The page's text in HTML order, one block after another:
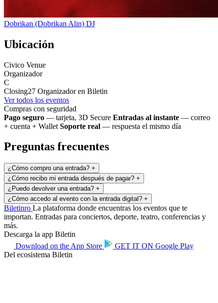
Dobrikan (Dobrikan Alin) DJ
Ubicación
Civico Venue
Organizador
C
Closing27 Organizador en Biletin
Ver todos los eventos
Compras con seguridad
Pago seguro — tarjeta, 3D Secure Entradas al instante — correo
+ cuenta + Wallet Soporte real — respuesta el mismo día
Preguntas frecuentes
¿Cómo compro una entrada? +
¿Cómo recibo mi entrada después de pagar? +
¿Puedo devolver una entrada? +
¿Cómo accedo al evento con la entrada digital? +
Biletinro La plataforma donde encuentras los eventos que te
importan. Entradas para conciertos, deporte, teatro, conferencias y
más.
Descarga la app Biletin
Download on the App Store GET IT ON Google Play
Del ecosistema Biletin